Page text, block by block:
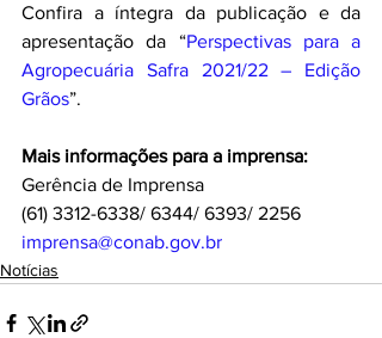
Confira a íntegra da publicação e da
apresentação da “Perspectivas para a
Agropecuária Safra 2021/22 – Edição
Grãos”.
Mais informações para a imprensa:
Gerência de Imprensa
(61) 3312-6338/ 6344/ 6393/ 2256
imprensa@conab.gov.br
Notícias